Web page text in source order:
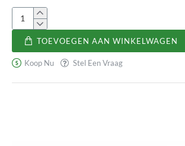
Nivelgastric
TOEVOEGEN AAN WINKELWAGEN
Koop Nu Stel Een Vraag